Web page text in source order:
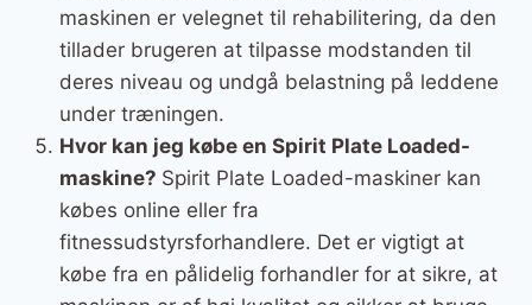
maskinen er velegnet til rehabilitering, da den
tillader brugeren at tilpasse modstanden til
deres niveau og undgå belastning på leddene
under træningen.
Hvor kan jeg købe en Spirit Plate Loaded-
maskine? Spirit Plate Loaded-maskiner kan
købes online eller fra
fitnessudstyrsforhandlere. Det er vigtigt at
købe fra en pålidelig forhandler for at sikre, at